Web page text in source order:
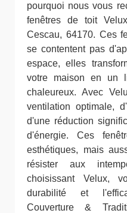
pourquoi nous vous
fenêtres de toit
Cescau, 64170. Ces
se contentent pas
espace, elles
votre maison en un
chaleureux. Avec
ventilation optimale,
d'une réduction
d'énergie. Ces
esthétiques, mais
résister aux
choisissant Velux,
durabilité et
Couverture &